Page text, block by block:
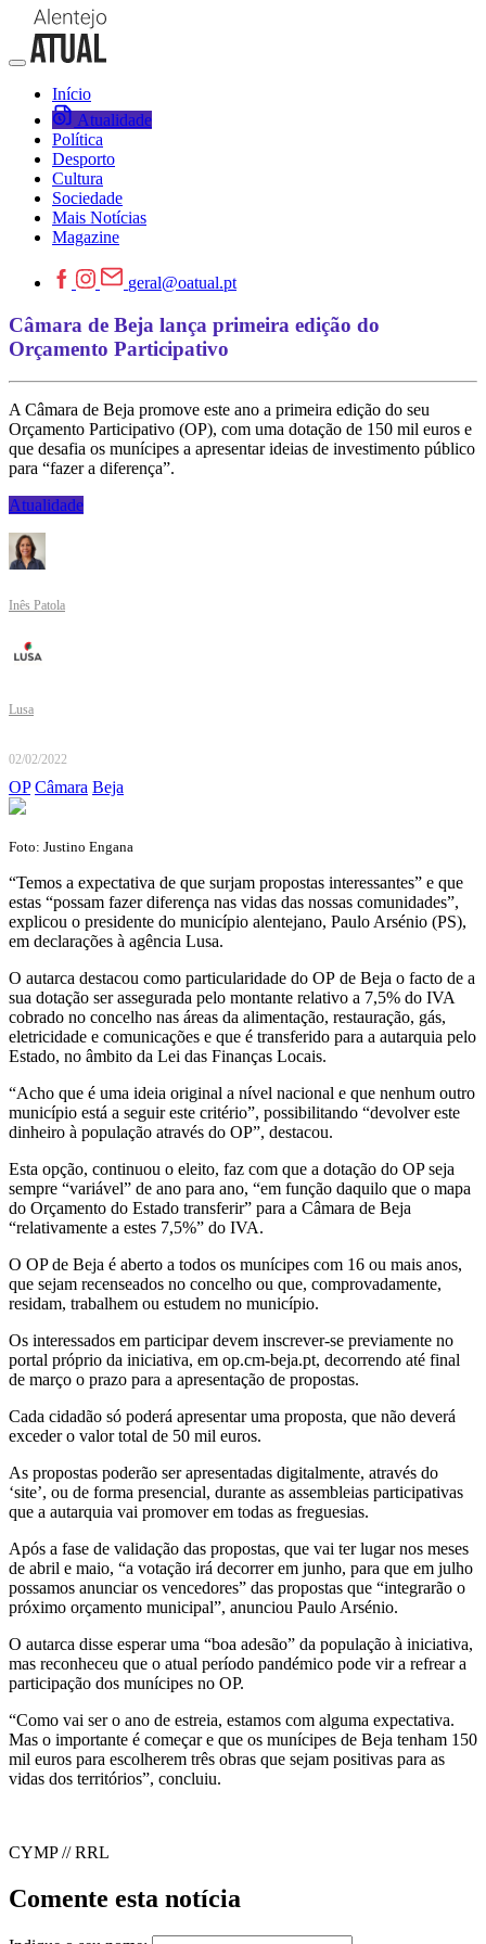
Início
Atualidade
Política
Desporto
Cultura
Sociedade
Mais Notícias
Magazine
geral@oatual.pt
Câmara de Beja lança primeira edição do
Orçamento Participativo
A Câmara de Beja promove este ano a primeira edição do seu
Orçamento Participativo (OP), com uma dotação de 150 mil euros e
que desafia os munícipes a apresentar ideias de investimento público
para “fazer a diferença”.
Atualidade
Inês Patola
Lusa
02/02/2022
OP Câmara Beja
Foto: Justino Engana
“Temos a expectativa de que surjam propostas interessantes” e que
estas “possam fazer diferença nas vidas das nossas comunidades”,
explicou o presidente do município alentejano, Paulo Arsénio (PS),
em declarações à agência Lusa.
O autarca destacou como particularidade do OP de Beja o facto de a
sua dotação ser assegurada pelo montante relativo a 7,5% do IVA
cobrado no concelho nas áreas da alimentação, restauração, gás,
eletricidade e comunicações e que é transferido para a autarquia pelo
Estado, no âmbito da Lei das Finanças Locais.
“Acho que é uma ideia original a nível nacional e que nenhum outro
município está a seguir este critério”, possibilitando “devolver este
dinheiro à população através do OP”, destacou.
Esta opção, continuou o eleito, faz com que a dotação do OP seja
sempre “variável” de ano para ano, “em função daquilo que o mapa
do Orçamento do Estado transferir” para a Câmara de Beja
“relativamente a estes 7,5%” do IVA.
O OP de Beja é aberto a todos os munícipes com 16 ou mais anos,
que sejam recenseados no concelho ou que, comprovadamente,
residam, trabalhem ou estudem no município.
Os interessados em participar devem inscrever-se previamente no
portal próprio da iniciativa, em op.cm-beja.pt, decorrendo até final
de março o prazo para a apresentação de propostas.
Cada cidadão só poderá apresentar uma proposta, que não deverá
exceder o valor total de 50 mil euros.
As propostas poderão ser apresentadas digitalmente, através do
‘site’, ou de forma presencial, durante as assembleias participativas
que a autarquia vai promover em todas as freguesias.
Após a fase de validação das propostas, que vai ter lugar nos meses
de abril e maio, “a votação irá decorrer em junho, para que em julho
possamos anunciar os vencedores” das propostas que “integrarão o
próximo orçamento municipal”, anunciou Paulo Arsénio.
O autarca disse esperar uma “boa adesão” da população à iniciativa,
mas reconheceu que o atual período pandémico pode vir a refrear a
participação dos munícipes no OP.
“Como vai ser o ano de estreia, estamos com alguma expectativa.
Mas o importante é começar e que os munícipes de Beja tenham 150
mil euros para escolherem três obras que sejam positivas para as
vidas dos territórios”, concluiu.
CYMP // RRL
Comente esta notícia